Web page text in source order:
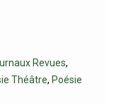
Revues,
Théâtre, Poésie